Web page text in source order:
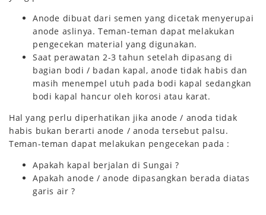
Anode dibuat dari semen yang dicetak menyerupai
anode aslinya. Teman-teman dapat melakukan
pengecekan material yang digunakan.
Saat perawatan 2-3 tahun setelah dipasang di
bagian bodi / badan kapal, anode tidak habis dan
masih menempel utuh pada bodi kapal sedangkan
bodi kapal hancur oleh korosi atau karat.
Hal yang perlu diperhatikan jika anode / anoda tidak
habis bukan berarti anode / anoda tersebut palsu.
Teman-teman dapat melakukan pengecekan pada :
Apakah kapal berjalan di Sungai ?
Apakah anode / anode dipasangkan berada diatas
garis air ?